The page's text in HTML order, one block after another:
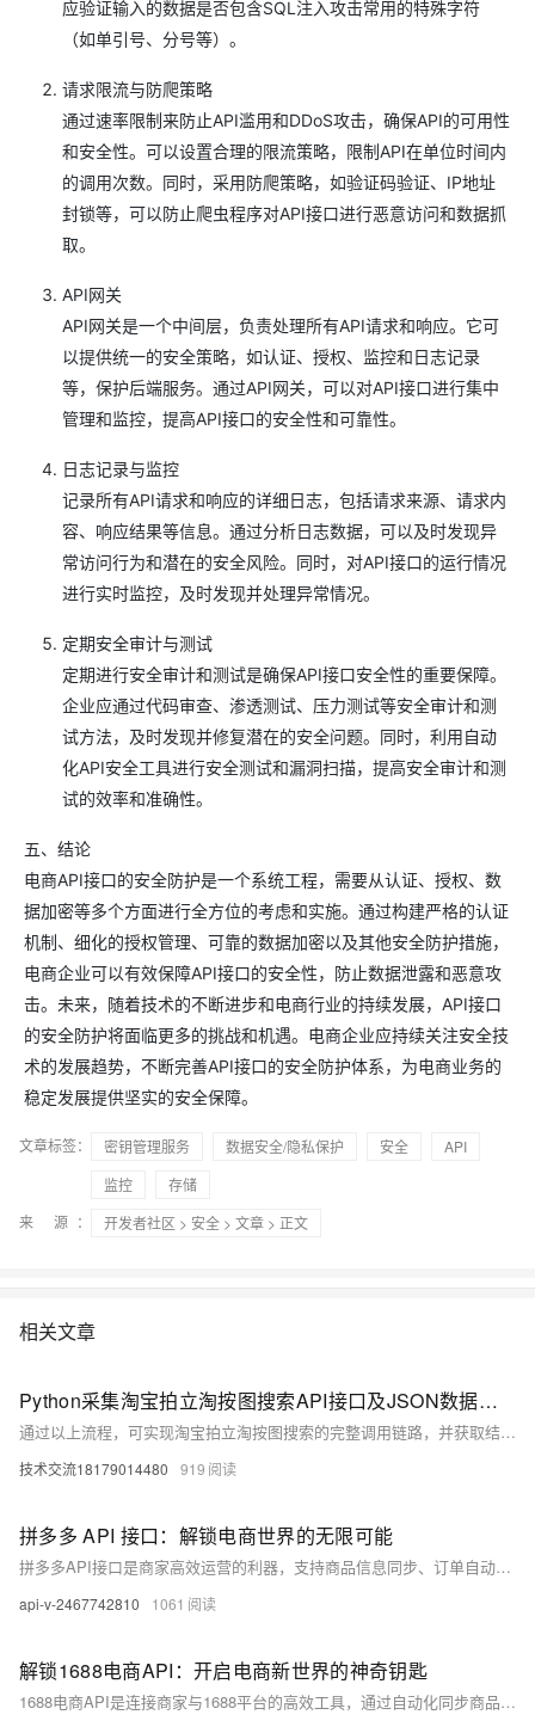
应验证输入的数据是否包含SQL注入攻击常用的特殊字符
（如单引号、分号等）。
请求限流与防爬策略
通过速率限制来防止API滥用和DDoS攻击，确保API的可用性
和安全性。可以设置合理的限流策略，限制API在单位时间内
的调用次数。同时，采用防爬策略，如验证码验证、IP地址
封锁等，可以防止爬虫程序对API接口进行恶意访问和数据抓
取。
API网关
API网关是一个中间层，负责处理所有API请求和响应。它可
以提供统一的安全策略，如认证、授权、监控和日志记录
等，保护后端服务。通过API网关，可以对API接口进行集中
管理和监控，提高API接口的安全性和可靠性。
日志记录与监控
记录所有API请求和响应的详细日志，包括请求来源、请求内
容、响应结果等信息。通过分析日志数据，可以及时发现异
常访问行为和潜在的安全风险。同时，对API接口的运行情况
进行实时监控，及时发现并处理异常情况。
定期安全审计与测试
定期进行安全审计和测试是确保API接口安全性的重要保障。
企业应通过代码审查、渗透测试、压力测试等安全审计和测
试方法，及时发现并修复潜在的安全问题。同时，利用自动
化API安全工具进行安全测试和漏洞扫描，提高安全审计和测
试的效率和准确性。
五、结论
电商API接口的安全防护是一个系统工程，需要从认证、授权、数
据加密等多个方面进行全方位的考虑和实施。通过构建严格的认证
机制、细化的授权管理、可靠的数据加密以及其他安全防护措施，
电商企业可以有效保障API接口的安全性，防止数据泄露和恶意攻
击。未来，随着技术的不断进步和电商行业的持续发展，API接口
的安全防护将面临更多的挑战和机遇。电商企业应持续关注安全技
术的发展趋势，不断完善API接口的安全防护体系，为电商业务的
稳定发展提供坚实的安全保障。
文章标签： 密钥管理服务 数据安全/隐私保护 安全
API
监控
存储
来 源：
开发者社区 > 安全 > 文章 > 正文
相关文章
Python采集淘宝拍立淘按图搜索API接口及JSON数据返回全流程指南
通过以上流程，可实现淘宝拍立淘按图搜索的完整调用链路，并获取结构化的JSON商品数据，支撑电商比价、智能推荐等业务场景。
技术交流18179014480 919
拼多多 API 接口：解锁电商世界的无限可能
拼多多API接口是商家高效运营的利器，支持商品信息同步、订单自动化管理、营销活动对接及数据决策分析。通过API，可实现多平台信息互通、提升运营效率30%、降低错误率20%，助力销量增长50%。掌握API，赢在电商竞争起跑线。
api-v-2467742810 1061
解锁1688电商API：开启电商新世界的神奇钥匙
1688电商API是连接商家与1688平台的高效工具，通过自动化同步商品、订单、库存等数据，显著提升运营效率30%以上。它省时省力、降低出错率，并支持智能补货等功能，助力企业快速拓展业务。技术小白也可轻松接入，是电商进阶的必备利器。